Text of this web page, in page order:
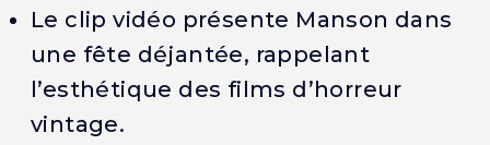
Le clip vidéo présente Manson dans
une fête déjantée, rappelant
l’esthétique des films d’horreur
vintage.